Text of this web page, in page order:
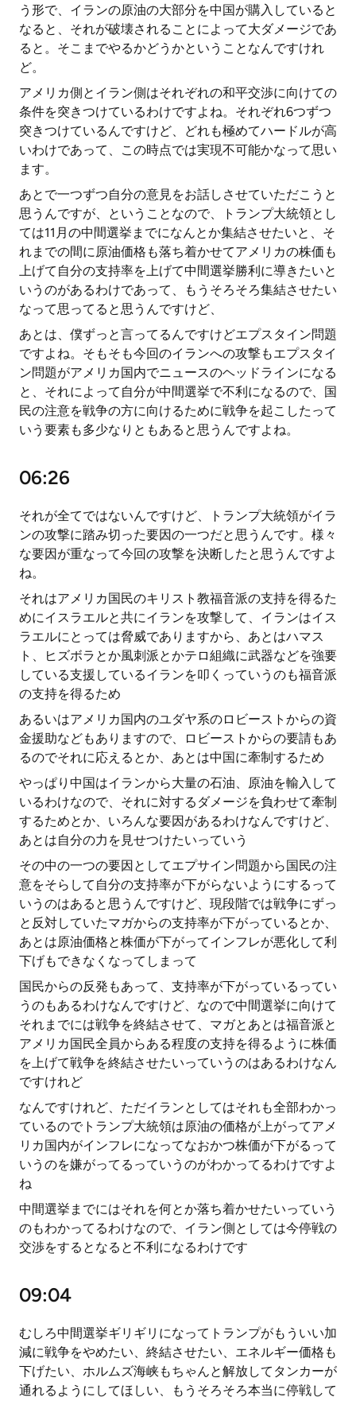
う形で、イランの原油の大部分を中国が購入していると
なると、それが破壊されることによって大ダメージであ
ると。そこまでやるかどうかということなんですけれ
ど。
アメリカ側とイラン側はそれぞれの和平交渉に向けての
条件を突きつけているわけですよね。それぞれ6つずつ
突きつけているんですけど、どれも極めてハードルが高
いわけであって、この時点では実現不可能かなって思い
ます。
あとで一つずつ自分の意見をお話しさせていただこうと
思うんですが、ということなので、トランプ大統領とし
ては11月の中間選挙までになんとか集結させたいと、そ
れまでの間に原油価格も落ち着かせてアメリカの株価も
上げて自分の支持率を上げて中間選挙勝利に導きたいと
いうのがあるわけであって、もうそろそろ集結させたい
なって思ってると思うんですけど、
あとは、僕ずっと言ってるんですけどエプスタイン問題
ですよね。そもそも今回のイランへの攻撃もエプスタイ
ン問題がアメリカ国内でニュースのヘッドラインになる
と、それによって自分が中間選挙で不利になるので、国
民の注意を戦争の方に向けるために戦争を起こしたって
いう要素も多少なりともあると思うんですよね。
06:26
それが全てではないんですけど、トランプ大統領がイラ
ンの攻撃に踏み切った要因の一つだと思うんです。様々
な要因が重なって今回の攻撃を決断したと思うんですよ
ね。
それはアメリカ国民のキリスト教福音派の支持を得るた
めにイスラエルと共にイランを攻撃して、イランはイス
ラエルにとっては脅威でありますから、あとはハマス
ト、ヒズボラとか風刺派とかテロ組織に武器などを強要
している支援しているイランを叩くっていうのも福音派
の支持を得るため
あるいはアメリカ国内のユダヤ系のロビーストからの資
金援助などもありますので、ロビーストからの要請もあ
るのでそれに応えるとか、あとは中国に牽制するため
やっぱり中国はイランから大量の石油、原油を輸入して
いるわけなので、それに対するダメージを負わせて牽制
するためとか、いろんな要因があるわけなんですけど、
あとは自分の力を見せつけたいっていう
その中の一つの要因としてエプサイン問題から国民の注
意をそらして自分の支持率が下がらないようにするって
いうのはあると思うんですけど、現段階では戦争にずっ
と反対していたマガからの支持率が下がっているとか、
あとは原油価格と株価が下がってインフレが悪化して利
下げもできなくなってしまって
国民からの反発もあって、支持率が下がっているってい
うのもあるわけなんですけど、なので中間選挙に向けて
それまでには戦争を終結させて、マガとあとは福音派と
アメリカ国民全員からある程度の支持を得るように株価
を上げて戦争を終結させたいっていうのはあるわけなん
ですけれど
なんですけれど、ただイランとしてはそれも全部わかっ
ているのでトランプ大統領は原油の価格が上がってアメ
リカ国内がインフレになってなおかつ株価が下がるって
いうのを嫌がってるっていうのがわかってるわけですよ
ね
中間選挙までにはそれを何とか落ち着かせたいっていう
のもわかってるわけなので、イラン側としては今停戦の
交渉をするとなると不利になるわけです
09:04
むしろ中間選挙ギリギリになってトランプがもういい加
減に戦争をやめたい、終結させたい、エネルギー価格も
下げたい、ホルムズ海峡もちゃんと解放してタンカーが
通れるようにしてほしい、もうそろそろ本当に停戦して